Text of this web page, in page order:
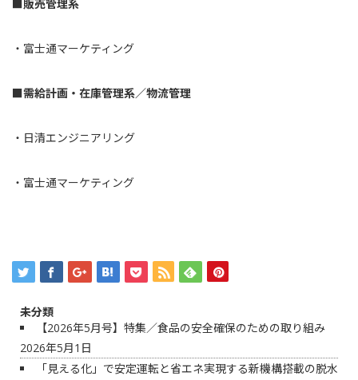
■販売管理系
・ 富士通マーケティング
■需給計画・在庫管理系／物流管理
・ 日清エンジニアリング
・ 富士通マーケティング
未分類
【2026年5月号】特集／食品の安全確保のための取り組み
2026年5月1日
「見える化」で安定運転と省エネ実現する新機構搭載の脱水